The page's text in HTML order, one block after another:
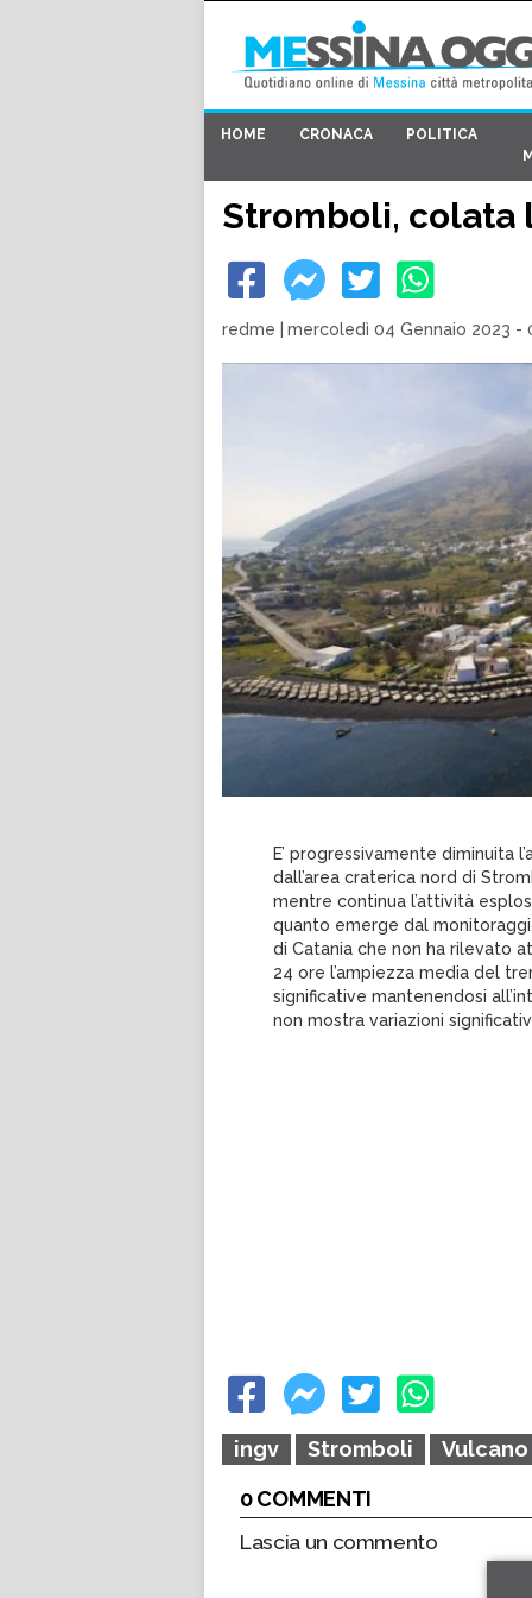
HOME CRONACA
POLITICA
Stromboli, colata
redme mercoledì 04 Gennaio 2023 -
E’ progressivamente diminuita
dall’area craterica nord di
mentre continua l’attività
quanto emerge dal
di Catania che non ha rilevato
24 ore l’ampiezza media del
significative mantenendosi
non mostra variazioni
ingv Stromboli
Vulcano
0 COMMENTI
Lascia un commento